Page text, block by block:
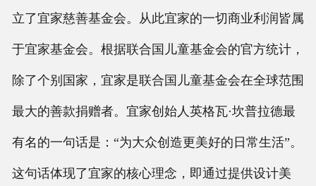
立了宜家慈善基金会。从此宜家的一切商业利润皆属
于宜家基金会。根据联合国儿童基金会的官方统计，
除了个别国家，宜家是联合国儿童基金会在全球范围
最大的善款捐赠者。宜家创始人英格瓦·坎普拉德最
有名的一句话是：“为大众创造更美好的日常生活”。
这句话体现了宜家的核心理念，即通过提供设计美